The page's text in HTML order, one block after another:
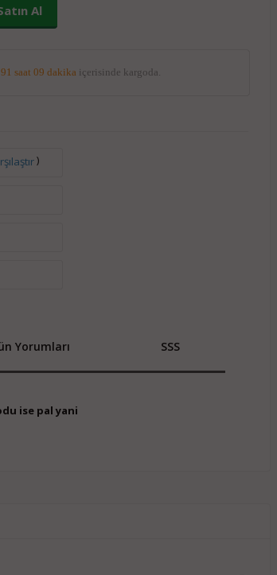
Al
91 saat 09 dakika içerisinde kargoda.
)
Yorumları SSS
ise pal yani